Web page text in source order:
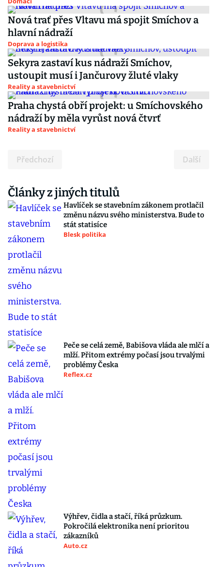
Nová trať přes Vltavu má spojit Smíchov a
hlavní nádraží
Doprava a logistika
Sekyra zastaví kus nádraží Smíchov,
ustoupit musí i Jančurovy žluté vlaky
Reality a stavebnictví
Praha chystá obří projekt: u Smíchovského
nádraží by měla vyrůst nová čtvrť
Reality a stavebnictví
Předchozí Další
Články z jiných titulů
Havlíček se stavebním zákonem protlačil
změnu názvu svého ministerstva. Bude to
stát statisíce
Blesk politika
Peče se celá země, Babišova vláda ale mlčí a
mlží. Přitom extrémy počasí jsou trvalými
problémy Česka
Reflex.cz
Výhřev, čidla a stačí, říká průzkum.
Pokročilá elektronika není prioritou
zákazníků
Auto.cz